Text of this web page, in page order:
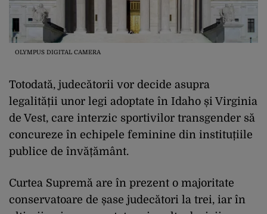
OLYMPUS DIGITAL CAMERA
Totodată, judecătorii vor decide asupra
legalității unor legi adoptate în Idaho și Virginia
de Vest, care interzic sportivilor transgender să
concureze în echipele feminine din instituțiile
publice de învățământ.
Curtea Supremă are în prezent o majoritate
conservatoare de șase judecători la trei, iar în